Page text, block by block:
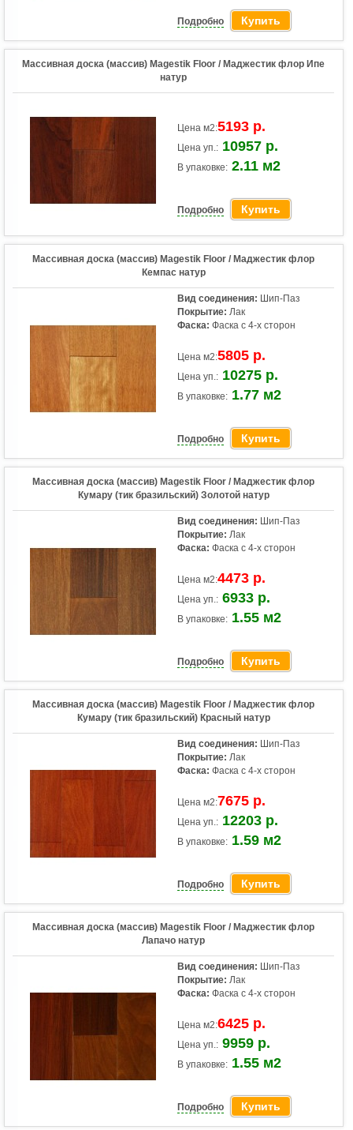
Подробно Купить
Массивная доска (массив) Magestik Floor / Маджестик флор Ипе
натур
Цена м2:5193 р.
Цена уп.: 10957 р.
В упаковке: 2.11 м2
Подробно Купить
Массивная доска (массив) Magestik Floor / Маджестик флор
Кемпас натур
Вид соединения: Шип-Паз
Покрытие: Лак
Фаска: Фаска с 4-х сторон
Цена м2:5805 р.
Цена уп.: 10275 р.
В упаковке: 1.77 м2
Подробно Купить
Массивная доска (массив) Magestik Floor / Маджестик флор
Кумару (тик бразильский) Золотой натур
Вид соединения: Шип-Паз
Покрытие: Лак
Фаска: Фаска с 4-х сторон
Цена м2:4473 р.
Цена уп.: 6933 р.
В упаковке: 1.55 м2
Подробно Купить
Массивная доска (массив) Magestik Floor / Маджестик флор
Кумару (тик бразильский) Красный натур
Вид соединения: Шип-Паз
Покрытие: Лак
Фаска: Фаска с 4-х сторон
Цена м2:7675 р.
Цена уп.: 12203 р.
В упаковке: 1.59 м2
Подробно Купить
Массивная доска (массив) Magestik Floor / Маджестик флор
Лапачо натур
Вид соединения: Шип-Паз
Покрытие: Лак
Фаска: Фаска с 4-х сторон
Цена м2:6425 р.
Цена уп.: 9959 р.
В упаковке: 1.55 м2
Подробно Купить